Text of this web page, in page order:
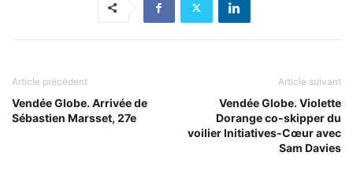
Article précédent
Vendée Globe. Arrivée de
Sébastien Marsset, 27e
Article suivant
Vendée Globe. Violette
Dorange co-skipper du
voilier Initiatives-Cœur avec
Sam Davies